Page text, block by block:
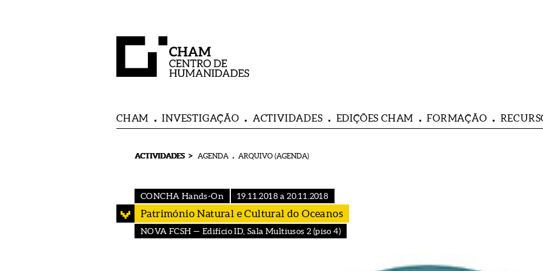
CHAM INVESTIGAÇÃO ACTIVIDADES EDIÇÕES CHAM FORMAÇÃO
ACTIVIDADES > AGENDA ARQUIVO (AGENDA)
CONCHA Hands-On 19.11.2018 a 20.11.2018
Património Natural e Cultural do Oceanos
NOVA FCSH — Edifício ID, Sala Multiusos 2 (piso 4)